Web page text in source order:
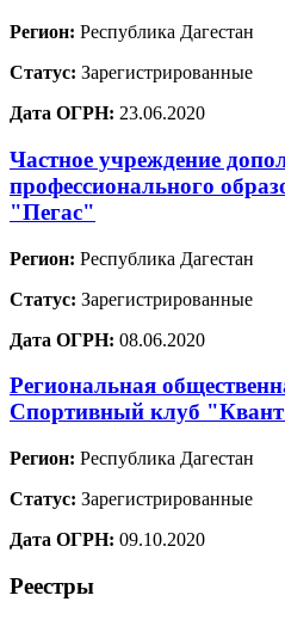
Регион: Республика Дагестан
Статус: Зарегистрированные
Дата ОГРН: 23.06.2020
Частное учреждение
профессионального
"Пегас"
Регион: Республика Дагестан
Статус: Зарегистрированные
Дата ОГРН: 08.06.2020
Региональная
Спортивный клуб
Регион: Республика Дагестан
Статус: Зарегистрированные
Дата ОГРН: 09.10.2020
Реестры